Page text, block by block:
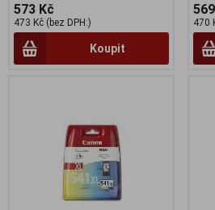
573 Kč
473 Kč (bez DPH:)
Koupit
470